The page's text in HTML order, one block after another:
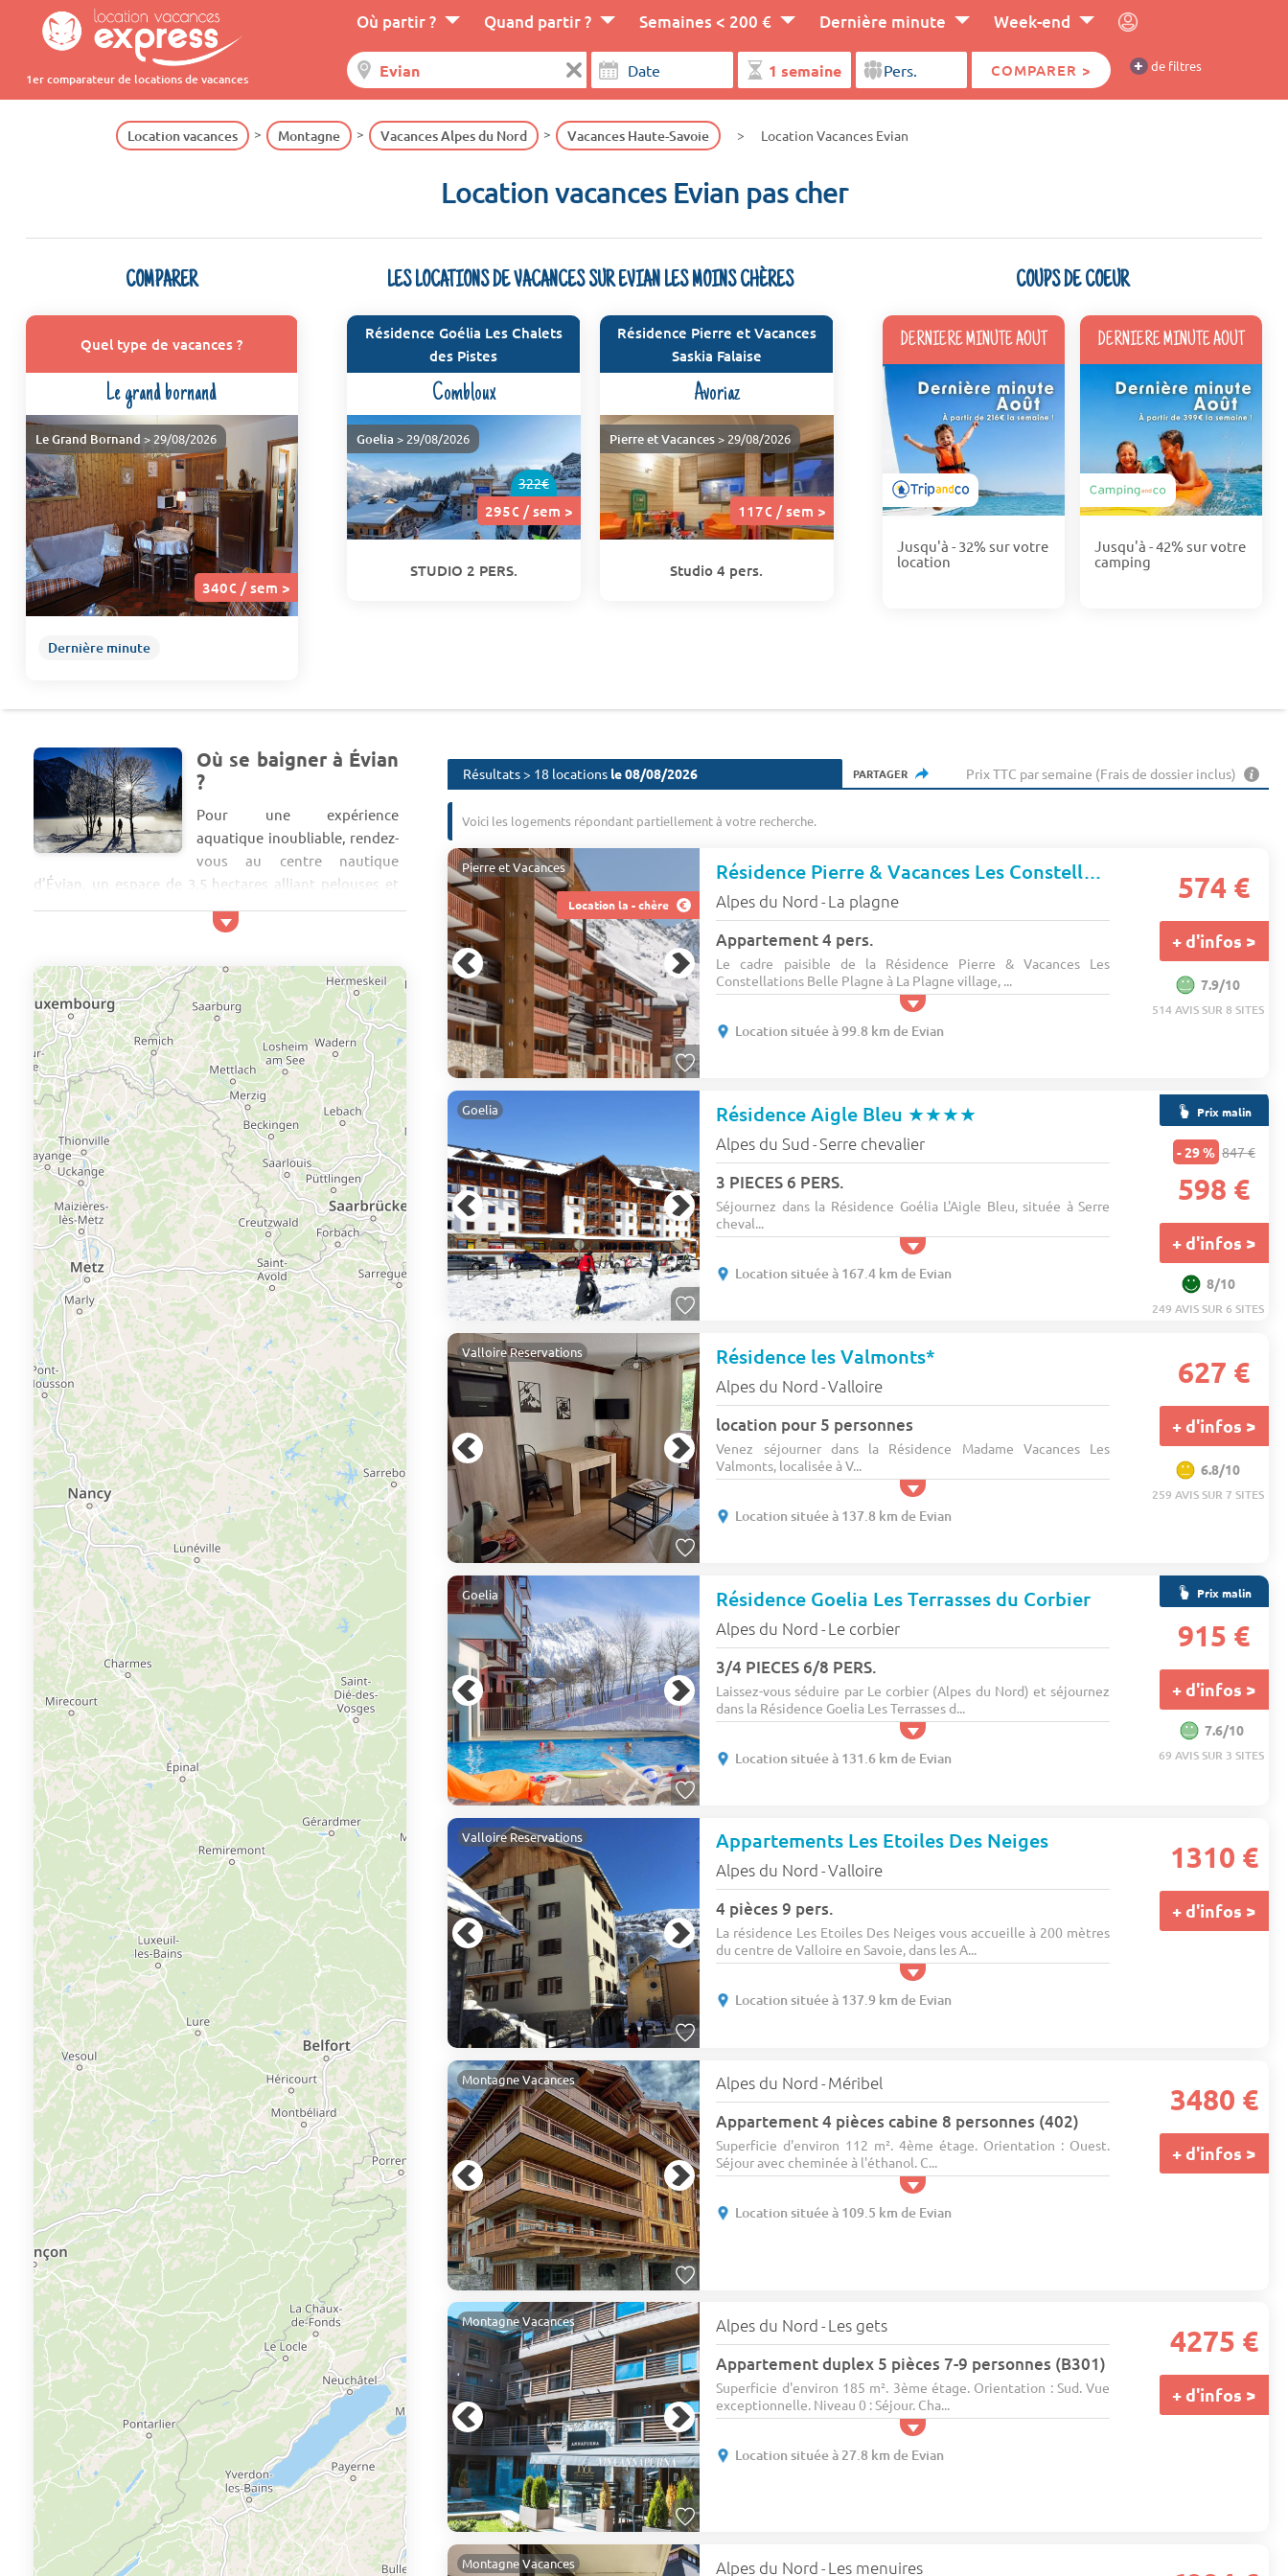
1er comparateur de locations de vacances
Où partir ? Quand partir ? Semaines < 200 € Dernière minute Week-end
COMPARER > + de filtres
Location vacances Montagne Vacances Alpes du Nord Vacances Haute-Savoie Location Vacances Evian
Location vacances Evian pas cher
COMPARER
Quel type de vacances ?
Le grand bornand
340€ / sem >
Le Grand Bornand > 29/08/2026
Dernière minute
LES LOCATIONS DE VACANCES SUR EVIAN LES MOINS CHÈRES
Résidence Goélia Les Chalets
des Pistes
Combloux
322€
295€ / sem >
Goelia > 29/08/2026
STUDIO 2 PERS.
Résidence Pierre et Vacances
Saskia Falaise
Avoriaz
117€ / sem >
Pierre et Vacances > 29/08/2026
Studio 4 pers.
COUPS DE COEUR
DERNIERE MINUTE AOUT
Jusqu'à - 32% sur votre
location
DERNIERE MINUTE AOUT
Jusqu'à - 42% sur votre
camping
Où se baigner à Évian
?
Pour une expérience
aquatique inoubliable, rendez-
vous au centre nautique
d’Évian, un espace de 3,5 hectares alliant pelouses et
zones de baignade. Le lac Léman offre également des
plages propices à la détente, avec une vue spectaculaire
relaxation ? Les thermes d’Évian sont incontournables,
proposant soins, massages, espace fitness et cures
thermales, pour un moment de bien-être incomparable.
La plage municipale d’Évian est un espace familial et...
Résultats > 18 locations le 08/08/2026 PARTAGER Prix TTC par semaine (Frais de dossier inclus)
Voici les logements répondant partiellement à votre recherche.
Location la - chère
Pierre et Vacances Résidence Pierre & Vacances Les Constellations
Alpes du Nord - La plagne
Appartement 4 pers.
Le cadre paisible de la Résidence Pierre & Vacances Les
Constellations Belle Plagne à La Plagne village, ...
Location située à 99.8 km de Evian
574 €
+ d'infos >
7.9/10
514 AVIS SUR 8 SITES
Goelia Résidence Aigle Bleu ★★★★
Alpes du Sud -Serre chevalier
3 PIECES 6 PERS.
Séjournez dans la Résidence Goélia L'Aigle Bleu, située à Serre
cheval...
Location située à 167.4 km de Evian
Prix malin
- 29 % 847 €
598 €
+ d'infos >
8/10
249 AVIS SUR 6 SITES
Valloire Reservations Résidence les Valmonts*
Alpes du Nord -Valloire
location pour 5 personnes
Venez séjourner dans la Résidence Madame Vacances Les
Valmonts, localisée à V...
Location située à 137.8 km de Evian
627 €
+ d'infos >
6.8/10
259 AVIS SUR 7 SITES
Goelia Résidence Goelia Les Terrasses du Corbier
Alpes du Nord - Le corbier
3/4 PIECES 6/8 PERS.
Laissez-vous séduire par Le corbier (Alpes du Nord) et séjournez
dans la Résidence Goelia Les Terrasses d...
Location située à 131.6 km de Evian
Prix malin
915 €
+ d'infos >
7.6/10
69 AVIS SUR 3 SITES
Valloire Reservations Appartements Les Etoiles Des Neiges
Alpes du Nord -Valloire
4 pièces 9 pers.
La résidence Les Etoiles Des Neiges vous accueille à 200 mètres
du centre de Valloire en Savoie, dans les A...
Location située à 137.9 km de Evian
1310 €
+ d'infos >
Montagne Vacances Alpes du Nord - Méribel
Appartement 4 pièces cabine 8 personnes (402)
Superficie d'environ 112 m². 4ème étage. Orientation : Ouest.
Séjour avec cheminée à l'éthanol. C...
Location située à 109.5 km de Evian
3480 €
+ d'infos >
Montagne Vacances Alpes du Nord - Les gets
Appartement duplex 5 pièces 7-9 personnes (B301)
Superficie d'environ 185 m². 3ème étage. Orientation : Sud. Vue
exceptionnelle. Niveau 0 : Séjour. Cha...
Location située à 27.8 km de Evian
4275 €
+ d'infos >
Montagne Vacances Alpes du Nord - Les menuires